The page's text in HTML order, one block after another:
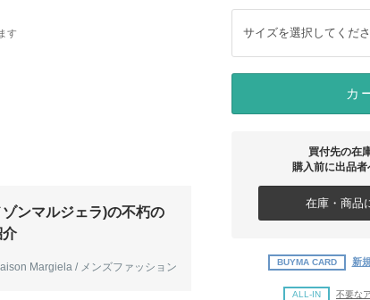
す
ンマルジェラ)の不朽の
介
Margiela / メンズファッション
サイズを選択してくだ
カ
買付先の在
購入前に出品者
在庫・商品
BUYMA CARD 新
ALL-IN 不要な